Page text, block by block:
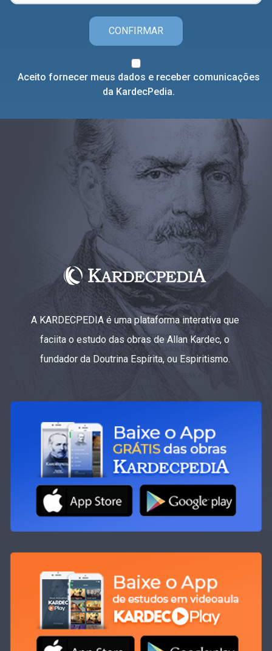
CONFIRMAR
Aceito fornecer meus dados e receber comunicações
da KardecPedia.
A KARDECPEDIA é uma plataforma interativa que
faciita o estudo das obras de Allan Kardec, o
fundador da Doutrina Espírita, ou Espiritismo.